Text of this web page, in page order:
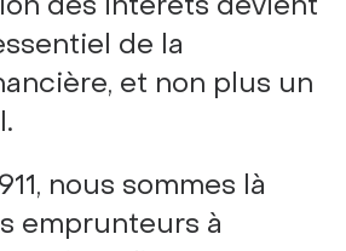
de la
et non plus un
nous sommes là
emprunteurs à